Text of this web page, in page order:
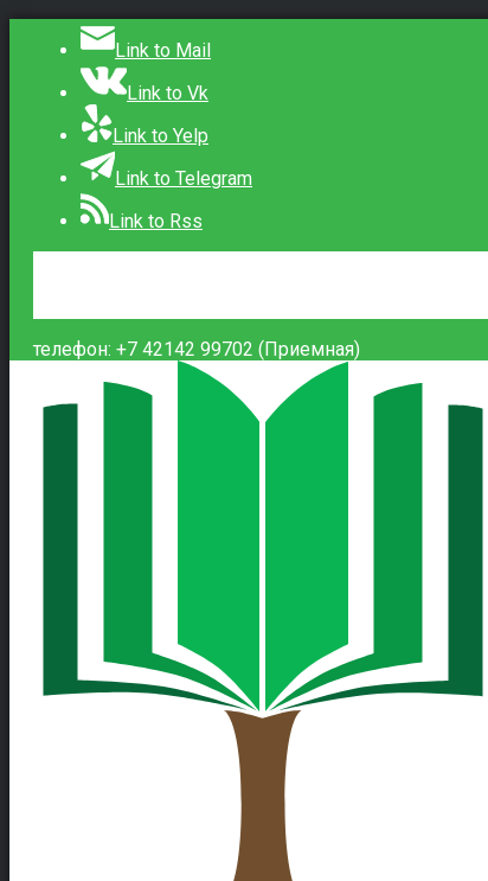
Link to Mail
Link to Vk
Link to Yelp
Link to Telegram
Link to Rss
телефон: +7 42142 99702 (Приемная)